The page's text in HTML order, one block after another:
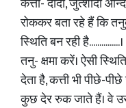
कत्ती- दादा, जुत्शीदा
रोककर बता रहे हैं कि
स्थिति बन रही है...............।
तनु- क्षमा करें। ऐसी
देता है, कत्ती भी पीछे-
कुछ देर रुक जाते हैं। वे